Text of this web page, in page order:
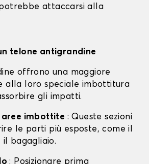
attaccarsi alla
telone antigrandine
offrono una maggiore
alla loro speciale imbottitura
gli impatti.
aree imbottite : Queste sezioni
le parti più esposte, come il
bagagliaio.
: Posizionare prima